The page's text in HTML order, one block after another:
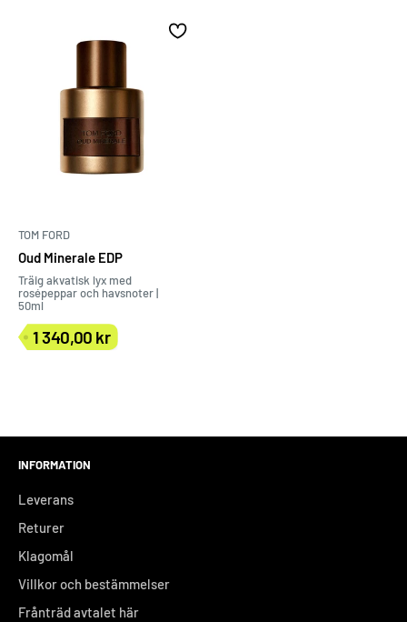
TOM FORD
Oud Minerale EDP
Träig akvatisk lyx med
rosépeppar och havsnoter |
50ml
Försäljningspris
1 340,00 kr
INFORMATION
Leverans
Returer
Klagomål
Villkor och bestämmelser
Frånträd avtalet här